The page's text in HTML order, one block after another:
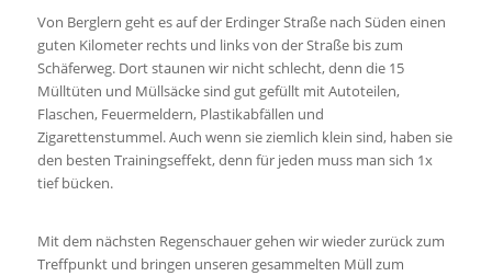
Von Berglern geht es auf der Erdinger Straße nach Süden einen
guten Kilometer rechts und links von der Straße bis zum
Schäferweg. Dort staunen wir nicht schlecht, denn die 15
Mülltüten und Müllsäcke sind gut gefüllt mit Autoteilen,
Flaschen, Feuermeldern, Plastikabfällen und
Zigarettenstummel. Auch wenn sie ziemlich klein sind, haben sie
den besten Trainingseffekt, denn für jeden muss man sich 1x
tief bücken.
Mit dem nächsten Regenschauer gehen wir wieder zurück zum
Treffpunkt und bringen unseren gesammelten Müll zum